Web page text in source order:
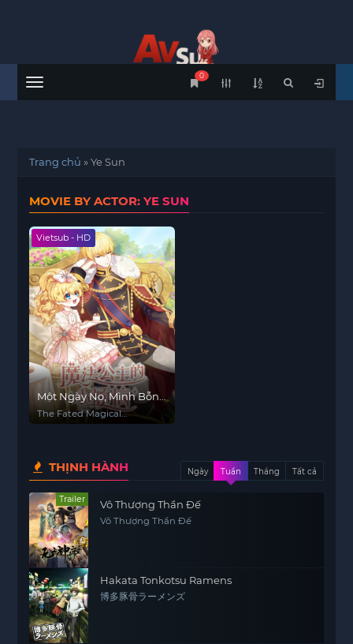
Menu
0
Trang chủ »Ye Sun
MOVIE BY ACTOR: YE SUN
Vietsub - HD
Một Ngày Nọ, Mình Bỗng
Dưng Trở Thành Công
Chúa
The Fated Magical
THỊNH HÀNH Ngày Tuần Tháng Tất cả
Trailer Vô Thượng Thần Đế
Vô Thượng Thần Đế
Hakata Tonkotsu Ramens
博多豚骨ラーメンズ